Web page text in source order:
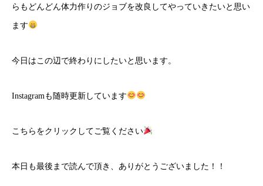
らもどんどん体力作りのジョブを改良してやっていきたいと思い
ます
今日はこの辺で終わりにしたいと思います。
Instagramも随時更新しています
こちら をクリックしてご覧ください
本日も最後まで読んで頂き、ありがとうございました！！